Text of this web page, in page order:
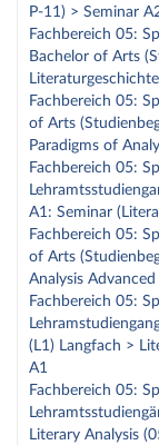
P-11) > Seminar
Fachbereich 05:
Bachelor of Arts
Fachbereich 05:
of Arts
Paradigms of
Fachbereich 05:
A1: Seminar
Fachbereich 05:
of Arts
Analysis
Fachbereich 05:
(L1) Langfach >
A1
Fachbereich 05:
Literary Analysis